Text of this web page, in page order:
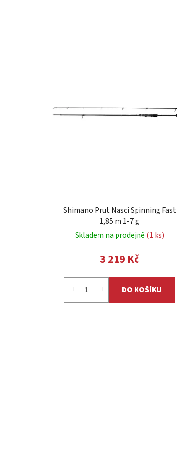
Shimano Prut Nasci Spinning Fast
1,85 m 1-7 g
Skladem na prodejně (1 ks)
3 219 Kč
DO KOŠÍKU